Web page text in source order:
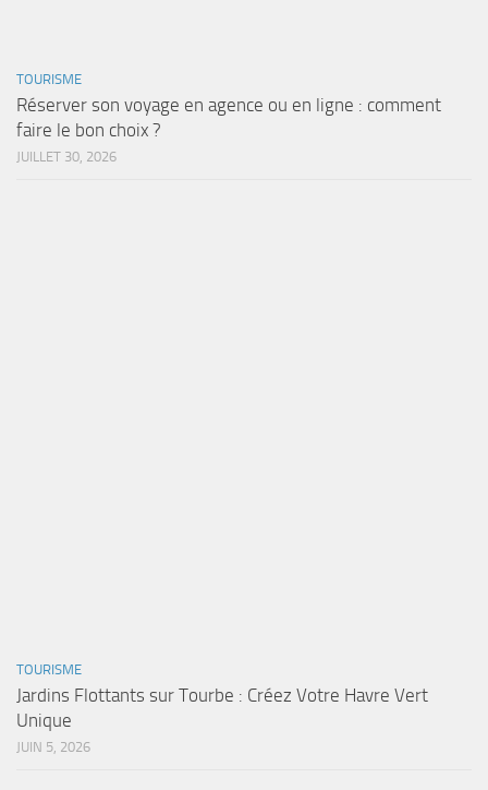
TOURISME
Réserver son voyage en agence ou en ligne : comment
faire le bon choix ?
JUILLET 30, 2026
TOURISME
Jardins Flottants sur Tourbe : Créez Votre Havre Vert
Unique
JUIN 5, 2026